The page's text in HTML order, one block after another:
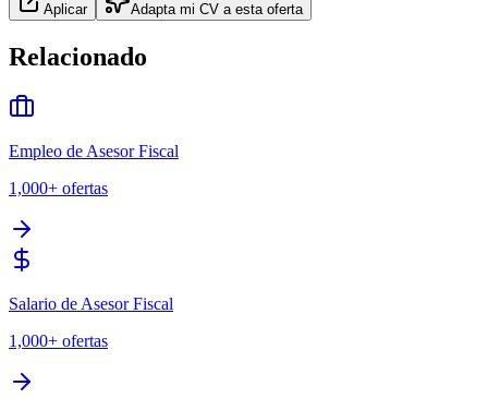
Aplicar Adapta mi CV a esta oferta
Relacionado
Empleo de Asesor Fiscal
1,000+ ofertas
Salario de Asesor Fiscal
1,000+ ofertas